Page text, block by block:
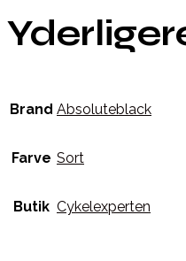
Brand Absoluteblack
Farve Sort
Butik Cykelexperten